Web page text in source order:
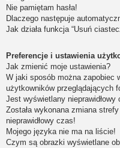
Nie pamiętam hasła!
Dlaczego następuje
Jak działa funkcja “Usuń
Preferencje i ustawienia
Jak zmienić moje ustawienia?
W jaki sposób można zapobiec
użytkowników przeglądających
Jest wyświetlany nieprawidłowy
Została wykonana zmiana
nieprawidłowy czas!
Mojego języka nie ma na liście!
Czym są obrazki wyświetlane